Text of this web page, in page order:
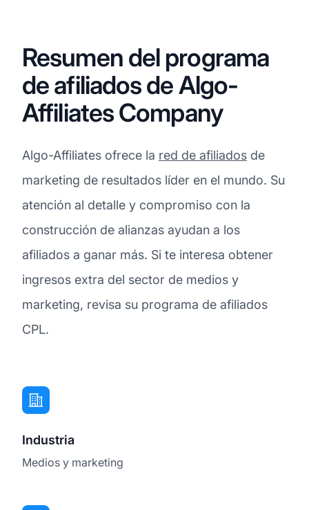
Resumen del programa
de afiliados de Algo-
Affiliates Company
Algo-Affiliates ofrece la red de afiliados de
marketing de resultados líder en el mundo. Su
atención al detalle y compromiso con la
construcción de alianzas ayudan a los
afiliados a ganar más. Si te interesa obtener
ingresos extra del sector de medios y
marketing, revisa su programa de afiliados
CPL.
Industria
Medios y marketing